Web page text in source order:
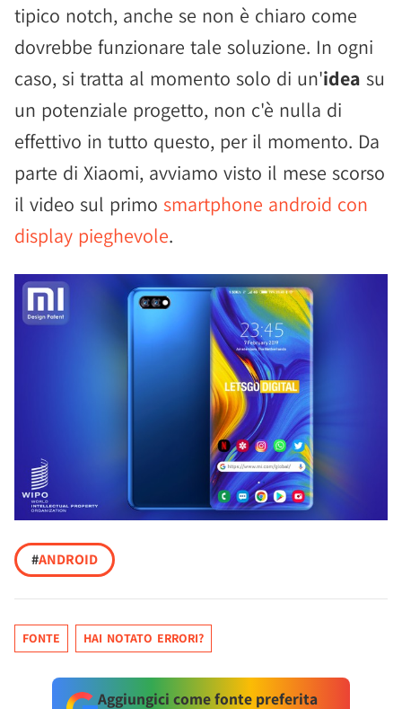
tipico notch, anche se non è chiaro come
dovrebbe funzionare tale soluzione. In ogni
caso, si tratta al momento solo di un'idea su
un potenziale progetto, non c'è nulla di
effettivo in tutto questo, per il momento. Da
parte di Xiaomi, avviamo visto il mese scorso
il video sul primo smartphone android con
display pieghevole.
#ANDROID
FONTE HAI NOTATO ERRORI?
Aggiungici come fonte preferita